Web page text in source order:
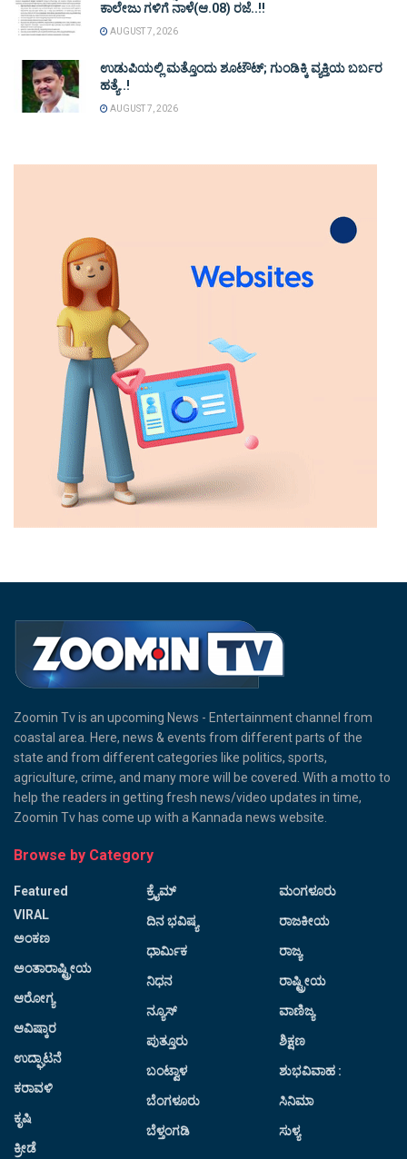
ಕಾಲೇಜು ಗಳಿಗೆ ನಾಳೆ(ಆ.08) ರಜೆ..!!
AUGUST 7, 2026
ಉಡುಪಿಯಲ್ಲಿ ಮತ್ತೊಂದು ಶೂಟೌಟ್‌; ಗುಂಡಿಕ್ಕಿ ವ್ಯಕ್ತಿಯ ಬರ್ಬರ
ಹತ್ಯೆ..!
AUGUST 7, 2026
Zoomin Tv is an upcoming News - Entertainment channel from
coastal area. Here, news & events from different parts of the
state and from different categories like politics, sports,
agriculture, crime, and many more will be covered. With a motto to
help the readers in getting fresh news/video updates in time,
Zoomin Tv has come up with a Kannada news website.
Browse by Category
Featured
VIRAL
ಅಂಕಣ
ಅಂತಾರಾಷ್ಟ್ರೀಯ
ಆರೋಗ್ಯ
ಆವಿಷ್ಕಾರ
ಉದ್ಘಾಟನೆ
ಕರಾವಳಿ
ಕೃಷಿ
ಕ್ರೀಡೆ
ಕ್ರೈಮ್
ದಿನ ಭವಿಷ್ಯ
ಧಾರ್ಮಿಕ
ನಿಧನ
ನ್ಯೂಸ್
ಪುತ್ತೂರು
ಬಂಟ್ವಾಳ
ಬೆಂಗಳೂರು
ಬೆಳ್ತಂಗಡಿ
ಮಂಗಳೂರು
ರಾಜಕೀಯ
ರಾಜ್ಯ
ರಾಷ್ಟ್ರೀಯ
ವಾಣಿಜ್ಯ
ಶಿಕ್ಷಣ
ಶುಭವಿವಾಹ :
ಸಿನಿಮಾ
ಸುಳ್ಯ